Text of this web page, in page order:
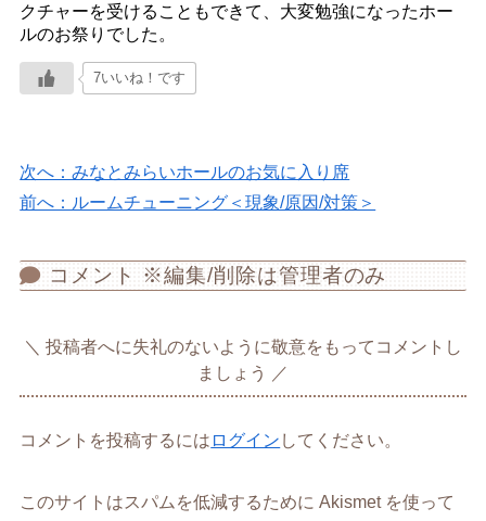
クチャーを受けることもできて、大変勉強になったホー
ルのお祭りでした。
7いいね！です
次へ：みなとみらいホールのお気に入り席
前へ：ルームチューニング＜現象/原因/対策＞
コメント ※編集/削除は管理者のみ
投稿者へに失礼のないように敬意をもってコメントし
ましょう
コメントを投稿するには ログイン してください。
このサイトはスパムを低減するために Akismet を使って